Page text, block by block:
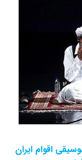
اقوام ایران